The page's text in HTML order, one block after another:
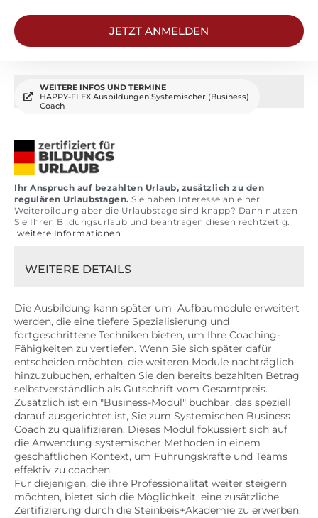
JETZT ANMELDEN
IHRE VORTEILE
WEITERE INFOS UND TERMINE
HAPPY-FLEX Ausbildungen Systemischer (Business)
Coach
Ihr Anspruch auf bezahlten Urlaub, zusätzlich zu den
regulären Urlaubstagen. Sie haben Interesse an einer
Weiterbildung aber die Urlaubstage sind knapp? Dann nutzen
Sie Ihren Bildungsurlaub und beantragen diesen rechtzeitig.
weitere Informationen
WEITERE DETAILS
Die Ausbildung kann später um Aufbaumodule erweitert
werden, die eine tiefere Spezialisierung und
fortgeschrittene Techniken bieten, um Ihre Coaching-
Fähigkeiten zu vertiefen. Wenn Sie sich später dafür
entscheiden möchten, die weiteren Module nachträglich
hinzuzubuchen, erhalten Sie den bereits bezahlten Betrag
selbstverständlich als Gutschrift vom Gesamtpreis.
Zusätzlich ist ein "Business-Modul" buchbar, das speziell
darauf ausgerichtet ist, Sie zum Systemischen Business
Coach zu qualifizieren. Dieses Modul fokussiert sich auf
die Anwendung systemischer Methoden in einem
geschäftlichen Kontext, um Führungskräfte und Teams
effektiv zu coachen.
Für diejenigen, die ihre Professionalität weiter steigern
möchten, bietet sich die Möglichkeit, eine zusätzliche
Zertifizierung durch die Steinbeis+Akademie zu erwerben.